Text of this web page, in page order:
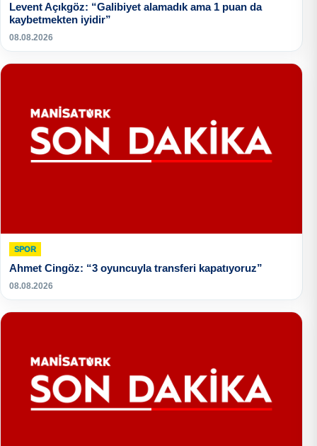
Levent Açıkgöz: “Galibiyet alamadık ama 1 puan da
kaybetmekten iyidir”
08.08.2026
SPOR
Ahmet Cingöz: “3 oyuncuyla transferi kapatıyoruz”
08.08.2026